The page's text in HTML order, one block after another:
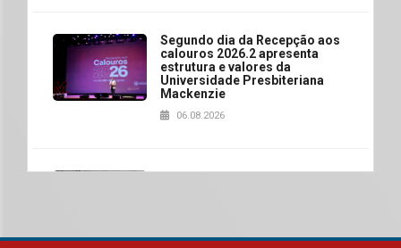
Segundo dia da Recepção aos
calouros 2026.2 apresenta
estrutura e valores da
Universidade Presbiteriana
Mackenzie
06.08.2026